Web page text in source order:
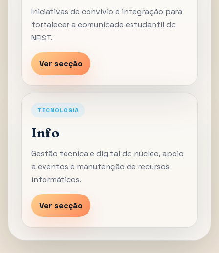
Iniciativas de convívio e integração para
fortalecer a comunidade estudantil do
NFIST.
Ver secção
TECNOLOGIA
Info
Gestão técnica e digital do núcleo, apoio
a eventos e manutenção de recursos
informáticos.
Ver secção